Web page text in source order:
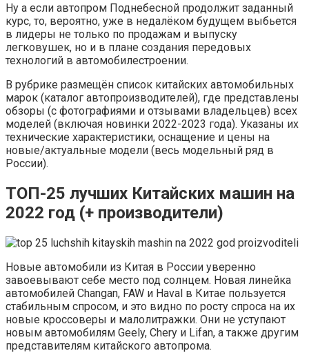
Ну а если автопром Поднебесной продолжит заданный
курс, то, вероятно, уже в недалёком будущем выбьется
в лидеры не только по продажам и выпуску
легковушек, но и в плане создания передовых
технологий в автомобилестроении.
В рубрике размещён список китайских автомобильных
марок (каталог автопроизводителей), где представлены
обзоры (с фотографиями и отзывами владельцев) всех
моделей (включая новинки 2022-2023 года). Указаны их
технические характеристики, оснащение и цены на
новые/актуальные модели (весь модельный ряд в
России).
ТОП-25 лучших Китайских машин на
2022 год (+ производители)
Новые автомобили из Китая в России уверенно
завоевывают себе место под солнцем. Новая линейка
автомобилей Changan, FAW и Haval в Китае пользуется
стабильным спросом, и это видно по росту спроса на их
новые кроссоверы и малолитражки. Они не уступают
новым автомобилям Geely, Chery и Lifan, а также другим
представителям китайского автопрома.